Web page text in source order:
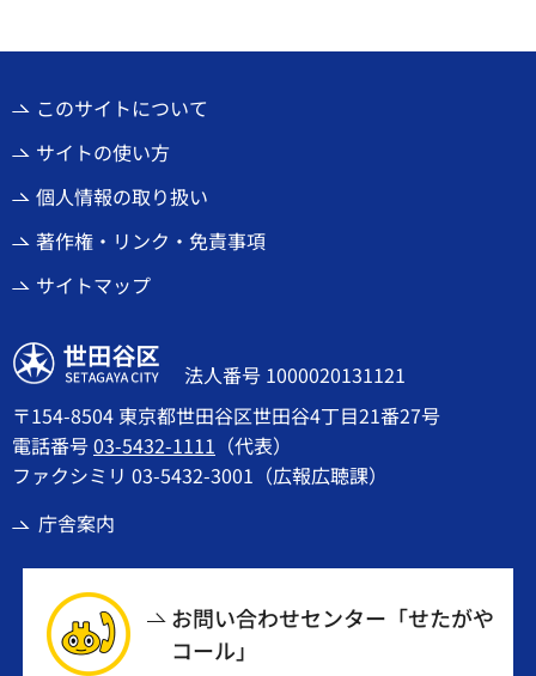
このサイトについて
サイトの使い方
個人情報の取り扱い
著作権・リンク・免責事項
サイトマップ
世田谷区
法人番号 1000020131121
〒154-8504 東京都世田谷区世田谷4丁目21番27号
電話番号03-5432-1111 （代表）
ファクシミリ 03-5432-3001（広報広聴課）
庁舎案内
お問い合わせセンター「せたがや
コール」